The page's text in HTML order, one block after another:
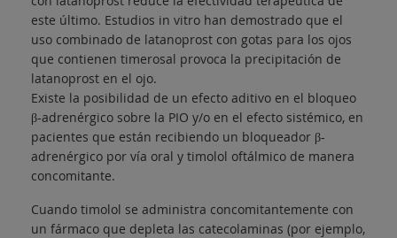
este último. Estudios in vitro han demostrado que el
uso combinado de latanoprost con gotas para los ojos
que contienen timerosal provoca la precipitación de
latanoprost en el ojo.
Existe la posibilidad de un efecto aditivo en el bloqueo
β-adrenérgico sobre la PIO y/o en el efecto sistémico, en
pacientes que están recibiendo un bloqueador β-
adrenérgico por vía oral y timolol oftálmico de manera
concomitante.
Cuando timolol se administra concomitantemente con
un fármaco que depleta las catecolaminas (por ejemplo,